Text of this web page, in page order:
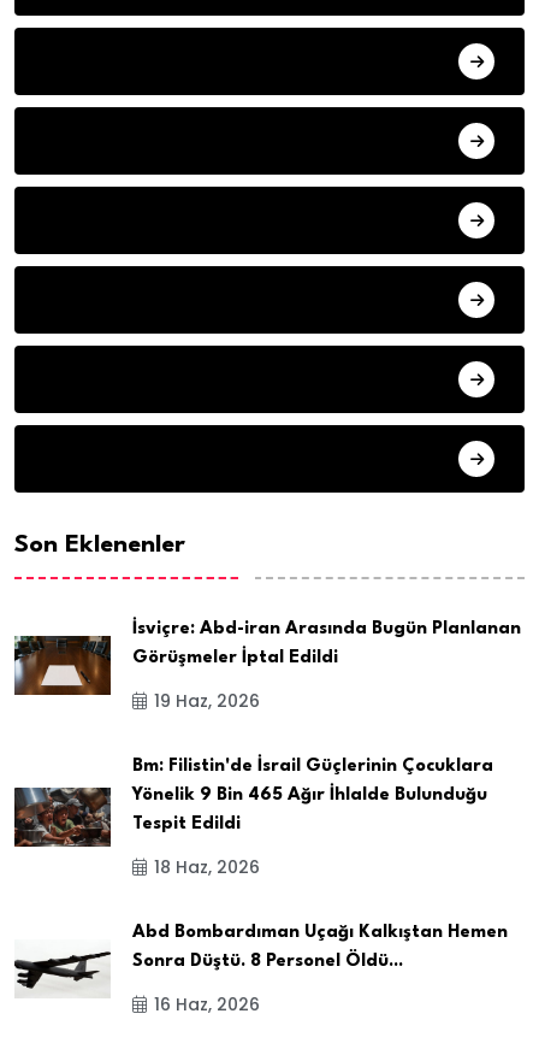
Son Eklenenler
İsviçre: Abd-iran Arasında Bugün Planlanan
Görüşmeler İptal Edildi
19 Haz, 2026
Bm: Filistin'de İsrail Güçlerinin Çocuklara
Yönelik 9 Bin 465 Ağır İhlalde Bulunduğu
Tespit Edildi
18 Haz, 2026
Abd Bombardıman Uçağı Kalkıştan Hemen
Sonra Düştü. 8 Personel Öldü...
16 Haz, 2026